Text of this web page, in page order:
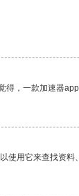
，一款加速器
使用它来查找资料